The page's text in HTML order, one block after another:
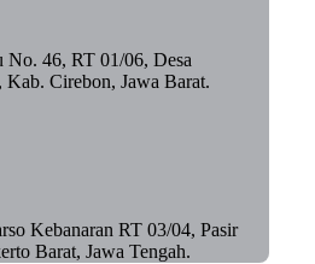
No. 46, RT 01/06, Desa
Cirebon, Jawa Barat.
Kebanaran RT 03/04, Pasir
Barat, Jawa Tengah.